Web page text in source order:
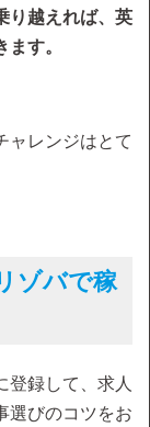
り越えれば、英
す。
ャレンジはとて
ゾバで稼
登録して、求人
選びのコツをお